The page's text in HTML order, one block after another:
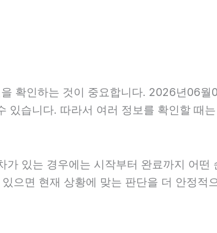
확인하는 것이 중요합니다. 2026년06
습니다. 따라서 여러 정보를 확인할 때
있는 경우에는 시작부터 완료까지 어
으면 현재 상황에 맞는 판단을 더 안정적